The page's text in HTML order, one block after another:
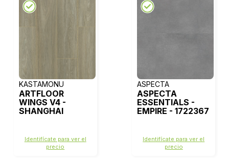
KASTAMONU
ARTFLOOR
WINGS V4 -
SHANGHAI
Identifícate para ver el
precio
ASPECTA
ASPECTA
ESSENTIALS -
EMPIRE - 1722367
Identifícate para ver el
precio